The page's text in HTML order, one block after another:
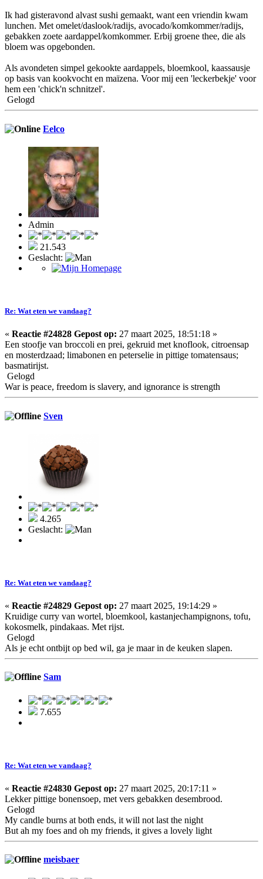
Ik had gisteravond alvast sushi gemaakt, want een vriendin kwam
lunchen. Met omelet/daslook/radijs, avocado/komkommer/radijs,
gebakken zoete aardappel/komkommer. Erbij groene thee, die als
bloem was opgebonden.
Als avondeten simpel gekookte aardappels, bloemkool, kaassausje
op basis van kookvocht en maïzena. Voor mij een 'leckerbekje' voor
hem een 'chick'n schnitzel'.
Gelogd
Eelco
Admin
21.543
Geslacht:
Re: Wat eten we vandaag?
« Reactie #24828 Gepost op: 27 maart 2025, 18:51:18 »
Een stoofje van broccoli en prei, gekruid met knoflook, citroensap
en mosterdzaad; limabonen en peterselie in pittige tomatensaus;
basmatirijst.
Gelogd
War is peace, freedom is slavery, and ignorance is strength
Sven
4.265
Geslacht:
Re: Wat eten we vandaag?
« Reactie #24829 Gepost op: 27 maart 2025, 19:14:29 »
Kruidige curry van wortel, bloemkool, kastanjechampignons, tofu,
kokosmelk, pindakaas. Met rijst.
Gelogd
Als je echt ontbijt op bed wil, ga je maar in de keuken slapen.
Sam
7.655
Re: Wat eten we vandaag?
« Reactie #24830 Gepost op: 27 maart 2025, 20:17:11 »
Lekker pittige bonensoep, met vers gebakken desembrood.
Gelogd
My candle burns at both ends, it will not last the night
But ah my foes and oh my friends, it gives a lovely light
meisbaer